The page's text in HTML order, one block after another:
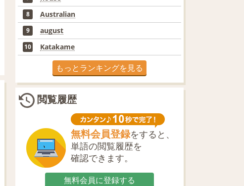
8 Australian
9 august
10 Katakame
もっとランキングを見る
閲覧履歴
無料会員登録をすると、
単語の閲覧履歴を
確認できます。
無料会員に登録する